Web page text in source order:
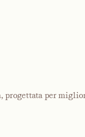
progettata per